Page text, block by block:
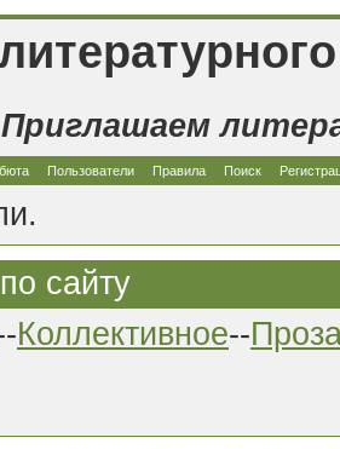
Приглашаем
Пользователи Правила Поиск
сайту
Коллективное--